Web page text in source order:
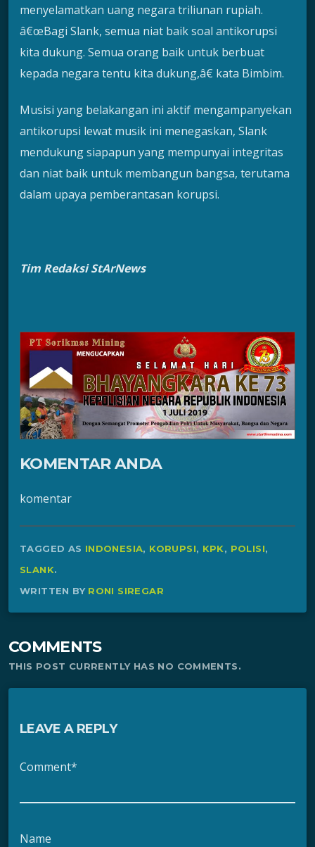
menyelamatkan uang negara triliunan rupiah.
â€œBagi Slank, semua niat baik soal antikorupsi
kita dukung. Semua orang baik untuk berbuat
kepada negara tentu kita dukung,â€ kata Bimbim.
Musisi yang belakangan ini aktif mengampanyekan
antikorupsi lewat musik ini menegaskan, Slank
mendukung siapapun yang mempunyai integritas
dan niat baik untuk membangun bangsa, terutama
dalam upaya pemberantasan korupsi.
Tim Redaksi StArNews
KOMENTAR ANDA
komentar
TAGGED AS INDONESIA, KORUPSI, KPK, POLISI,
SLANK.
WRITTEN BY RONI SIREGAR
COMMENTS
THIS POST CURRENTLY HAS NO COMMENTS.
LEAVE A REPLY
Comment*
Name